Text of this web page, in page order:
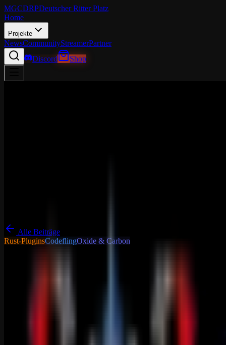
MGCDRPDeutscher Ritter Platz
Home
Projekte
NewsCommunityStreamerPartner
Discord
Shop
Alle Beiträge
Rust-PluginsCodeflingOxide & Carbon
Bright Nights